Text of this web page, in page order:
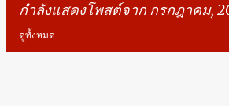
กำลังแสดงโพสต์จาก กรกฎาคม,
ดูทั้งหมด